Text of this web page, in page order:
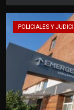
POLICIALES Y